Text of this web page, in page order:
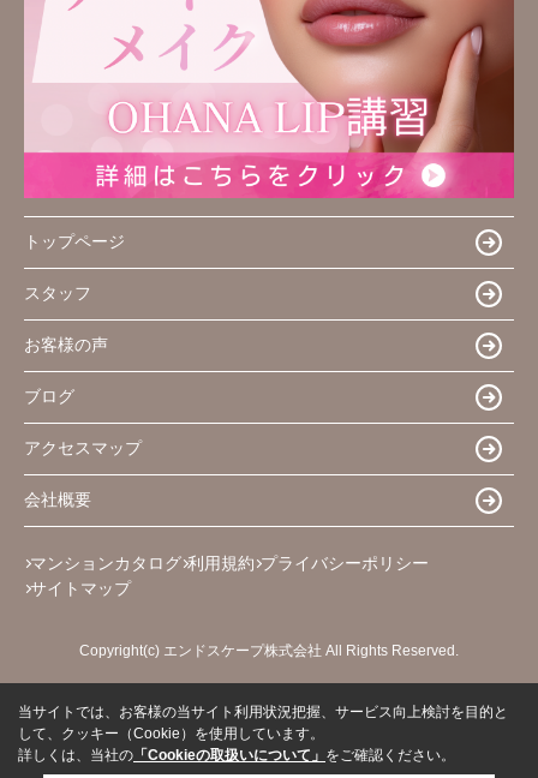
トップページ
スタッフ
お客様の声
ブログ
アクセスマップ
会社概要
マンションカタログ 利用規約 プライバシーポリシー
サイトマップ
Copyright(c) エンドスケープ株式会社 All Rights Reserved.
当サイトでは、お客様の当サイト利用状況把握、サービス向上検討を目的と
して、クッキー（Cookie）を使用しています。
詳しくは、当社の 「Cookieの取扱いについて」 をご確認ください。